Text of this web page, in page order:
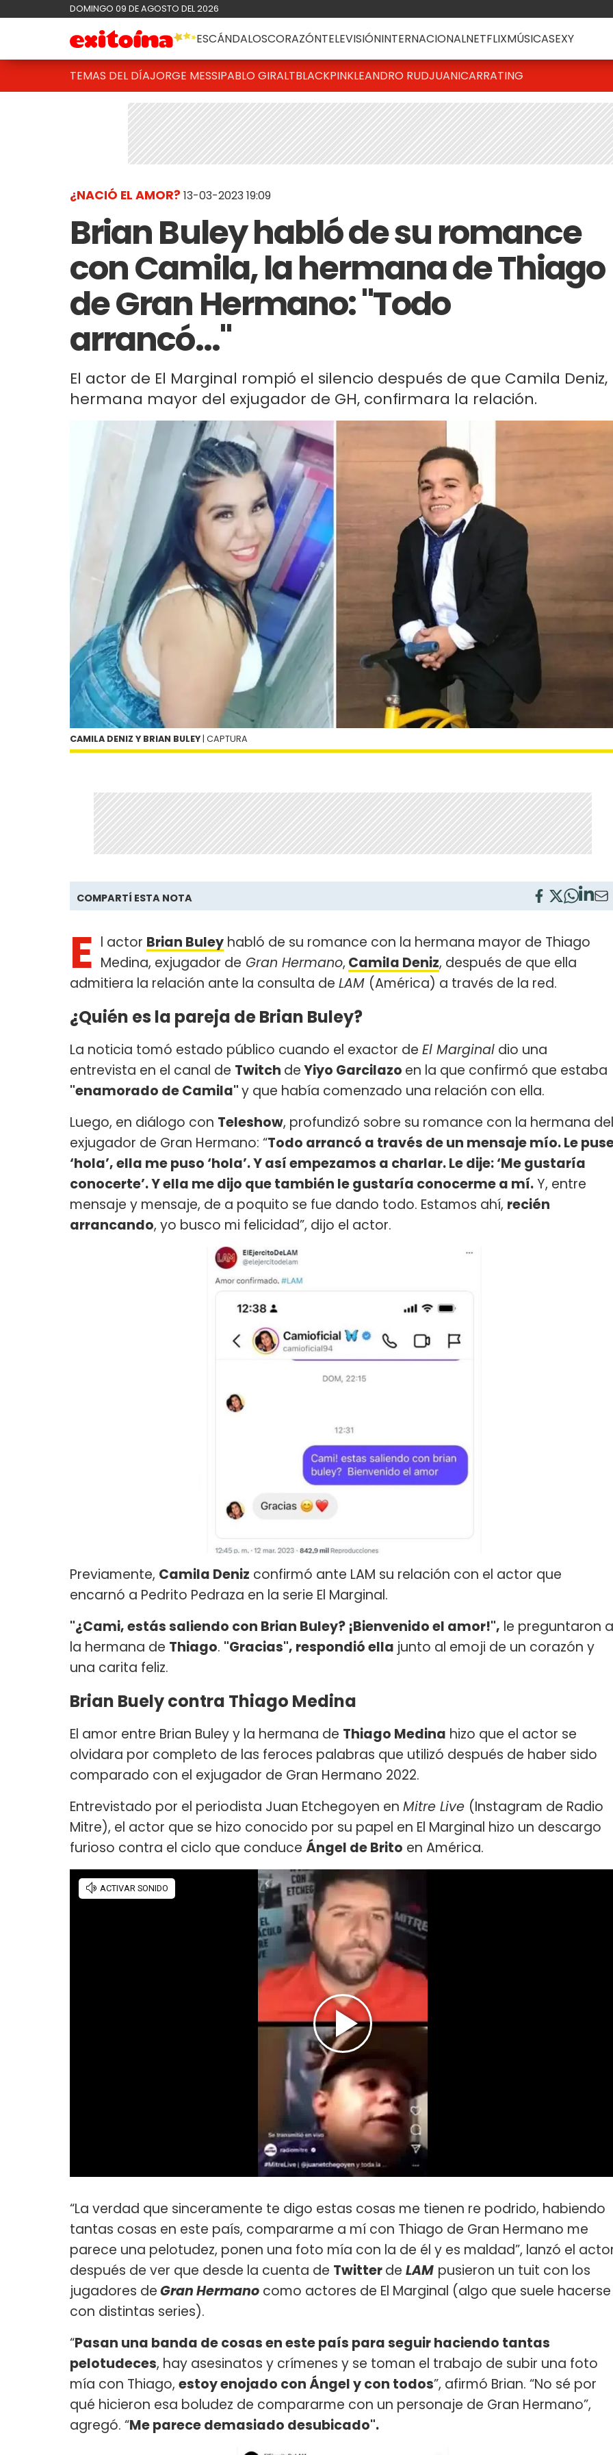
DOMINGO 09 DE AGOSTO DEL 2026
ESCÁNDALOSCORAZÓNTELEVISIÓNINTERNACIONALNETFLIXMÚSICASEXY
TEMAS DEL DÍAJORGE MESSIPABLO GIRALTBLACKPINKLEANDRO RUDJUANICARRATING
¿NACIÓ EL AMOR? 13-03-2023 19:09
Brian Buley habló de su romance
con Camila, la hermana de Thiago
de Gran Hermano: "Todo
arrancó..."
El actor de El Marginal rompió el silencio después de que Camila Deniz,
hermana mayor del exjugador de GH, confirmara la relación.
CAMILA DENIZ Y BRIAN BULEY| CAPTURA
COMPARTÍ ESTA NOTA
E l actor Brian Buley habló de su romance con la hermana mayor de Thiago
Medina, exjugador de Gran Hermano, Camila Deniz, después de que ella
admitiera la relación ante la consulta de LAM (América) a través de la red.
¿Quién es la pareja de Brian Buley?
La noticia tomó estado público cuando el exactor de El Marginal dio una
entrevista en el canal de Twitch deYiyo Garcilazo en la que confirmó que estaba
"enamorado de Camila"y que había comenzado una relación con ella.
Luego, en diálogo con Teleshow, profundizó sobre su romance con la hermana del
exjugador de Gran Hermano: “Todo arrancó a través de un mensaje mío. Le
‘hola’, ella me puso ‘hola’. Y así empezamos a charlar. Le dije: ‘Me gustaría
conocerte’. Y ella me dijo que también le gustaría conocerme a mí.Y, entre
mensaje y mensaje, de a poquito se fue dando todo. Estamos ahí, recién
arrancando, yo busco mi felicidad”, dijo el actor.
Previamente, Camila Deniz confirmó ante LAM su relación con el actor que
encarnó a Pedrito Pedraza en la serie El Marginal.
"¿Cami, estás saliendo con Brian Buley? ¡Bienvenido el amor!", le preguntaron a
la hermana de Thiago. "Gracias", respondió ella junto al emoji de un corazón y
una carita feliz.
Brian Buely contra Thiago Medina
El amor entre Brian Buley y la hermana de Thiago Medina hizo que el actor se
olvidara por completo de las feroces palabras que utilizó después de haber sido
comparado con el exjugador de Gran Hermano 2022.
Entrevistado por el periodista Juan Etchegoyen en Mitre Live (Instagram de Radio
Mitre), el actor que se hizo conocido por su papel en El Marginal hizo un descargo
furioso contra el ciclo que conduce Ángel de Brito en América.
“La verdad que sinceramente te digo estas cosas me tienen re podrido, habiendo
tantas cosas en este país, compararme a mí con Thiago de Gran Hermano me
parece una pelotudez, ponen una foto mía con la de él y es maldad”, lanzó el
después de ver que desde la cuenta de Twitterde LAM pusieron un tuit con los
jugadores deGran Hermano como actores de El Marginal (algo que suele hacerse
con distintas series).
“Pasan una banda de cosas en este país para seguir haciendo tantas
pelotudeces, hay asesinatos y crímenes y se toman el trabajo de subir una foto
mía con Thiago, estoy enojado con Ángel y con todos”, afirmó Brian. “No sé por
qué hicieron esa boludez de compararme con un personaje de Gran Hermano”,
agregó. “Me parece demasiado desubicado".